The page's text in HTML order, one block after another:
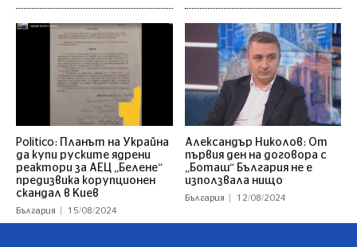
Politico: Планът на Украйна
да купи руските ядрени
реактори за АЕЦ „Белене“
предизвика корупционен
скандал в Киев
България 15/08/2024
Александър Николов: От
първия ден на договора с
„Боташ“ България не е
използвала нищо
България 12/08/2024